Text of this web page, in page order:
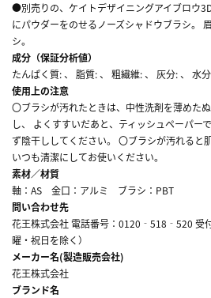
●別売りの、ケイトデザイニングアイブロウ
にパウダーをのせるノーズシャドウブラシ。
シ。
成分（保証分析値）
たんぱく質: 、 脂質: 、 粗繊維: 、 灰分: 、 水
使用上の注意
〇ブラシが汚れたときは、中性洗剤を薄めた
し、 よくすすいだあと、ティッシュペーパー
ず陰干ししてください。 〇ブラシが汚れると
いつも清潔にしてお使いください。
素材／材質
軸：AS 金口：アルミ ブラシ：PBT
問い合わせ先
花王株式会社 電話番号：0120‐518‐520 受
曜・祝日を除く）
メーカー名(製造販売会社)
花王株式会社
ブランド名